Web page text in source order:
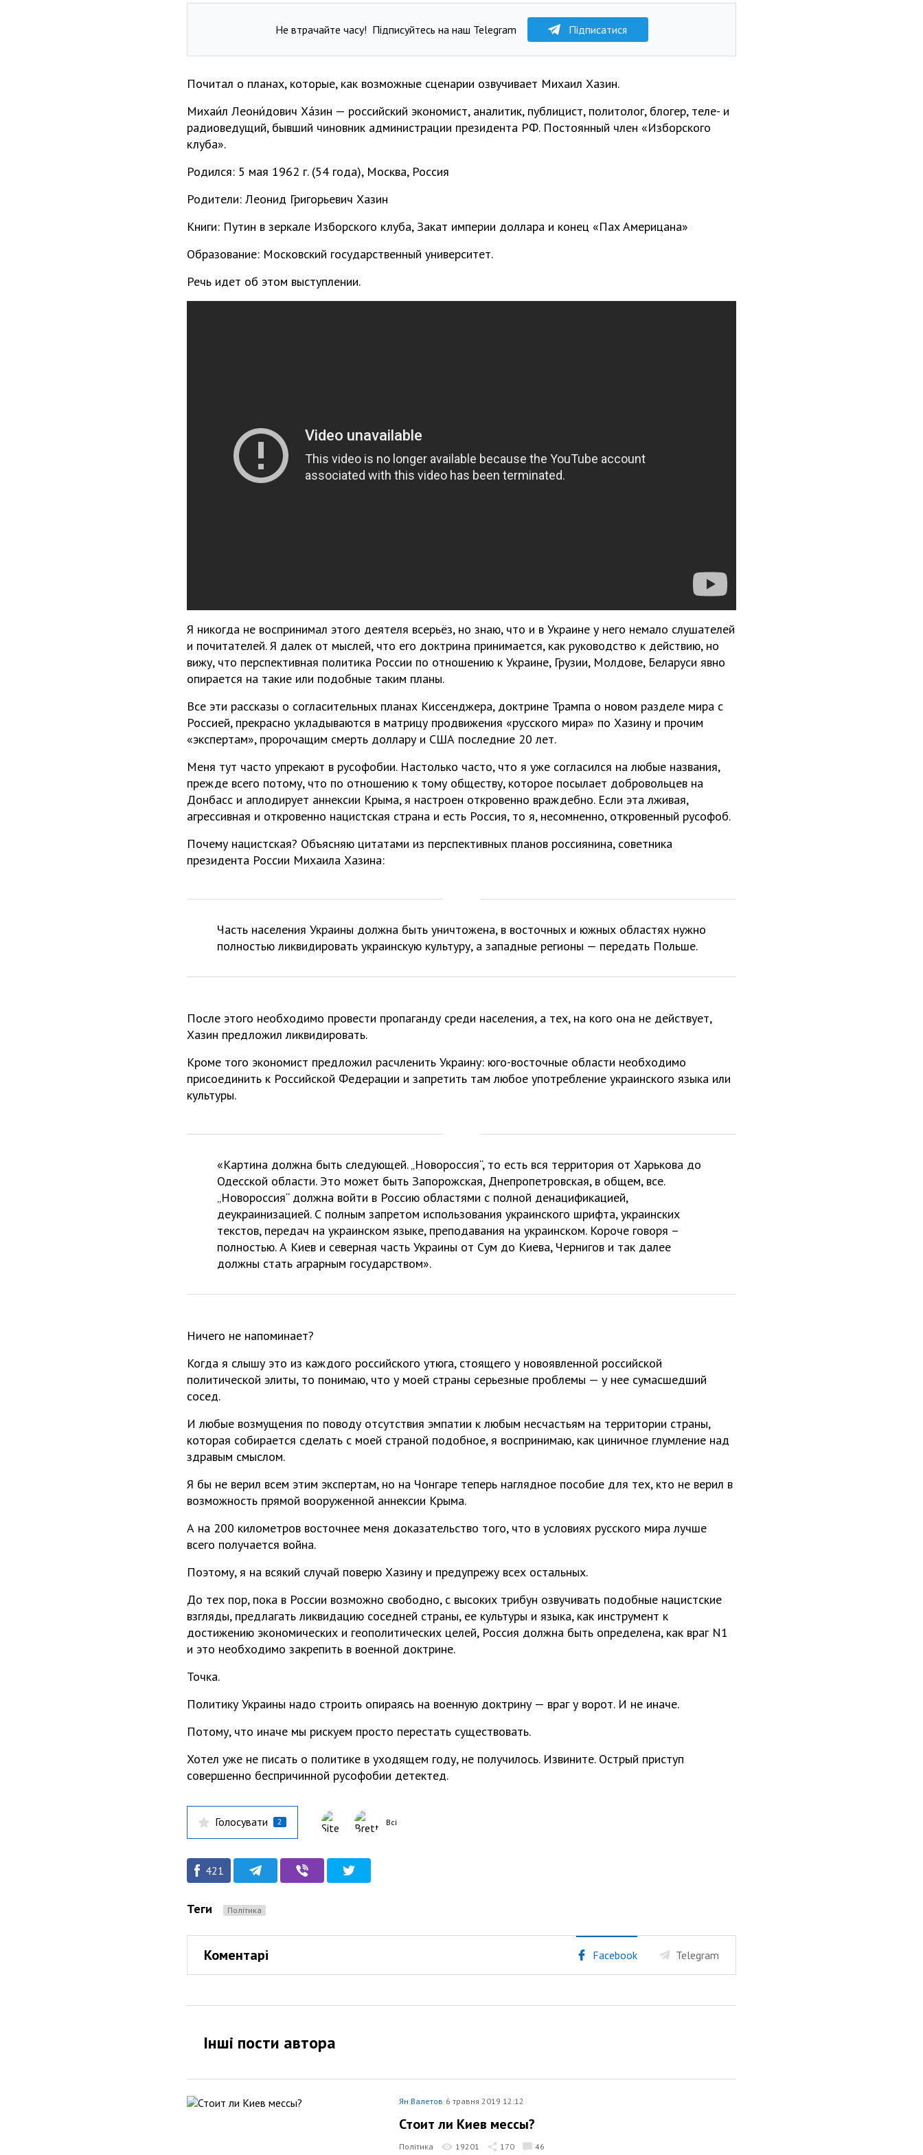
Не втрачайте часу! Підписуйтесь на наш Telegram Підписатися
Почитал о планах, которые, как возможные сценарии озвучивает Михаил Хазин.
Михаи́л Леони́дович Ха́зин — российский экономист, аналитик, публицист, политолог, блогер, теле- и
радиоведущий, бывший чиновник администрации президента РФ. Постоянный член «Изборского
клуба».
Родился: 5 мая 1962 г. (54 года), Москва, Россия
Родители: Леонид Григорьевич Хазин
Книги: Путин в зеркале Изборского клуба, Закат империи доллара и конец «Паx Америцана»
Образование: Московский государственный университет.
Речь идет об этом выступлении.
Я никогда не воспринимал этого деятеля всерьёз, но знаю, что и в Украине у него немало слушателей
и почитателей. Я далек от мыслей, что его доктрина принимается, как руководство к действию, но
вижу, что перспективная политика России по отношению к Украине, Грузии, Молдове, Беларуси явно
опирается на такие или подобные таким планы.
Все эти рассказы о согласительных планах Киссенджера, доктрине Трампа о новом разделе мира с
Россией, прекрасно укладываются в матрицу продвижения «русского мира» по Хазину и прочим
«экспертам», пророчащим смерть доллару и США последние 20 лет.
Меня тут часто упрекают в русофобии. Настолько часто, что я уже согласился на любые названия,
прежде всего потому, что по отношению к тому обществу, которое посылает добровольцев на
Донбасс и аплодирует аннексии Крыма, я настроен откровенно враждебно. Если эта лживая,
агрессивная и откровенно нацистская страна и есть Россия, то я, несомненно, откровенный русофоб.
Почему нацистская? Объясняю цитатами из перспективных планов россиянина, советника
президента России Михаила Хазина:
Часть населения Украины должна быть уничтожена, в восточных и южных областях нужно
полностью ликвидировать украинскую культуру, а западные регионы — передать Польше.
После этого необходимо провести пропаганду среди населения, а тех, на кого она не действует,
Хазин предложил ликвидировать.
Кроме того экономист предложил расчленить Украину: юго-восточные области необходимо
присоединить к Российской Федерации и запретить там любое употребление украинского языка или
культуры.
«Картина должна быть следующей. „Новороссия“, то есть вся территория от Харькова до
Одесской области. Это может быть Запорожская, Днепропетровская, в общем, все.
„Новороссия“ должна войти в Россию областями с полной денацификацией,
деукраинизацией. С полным запретом использования украинского шрифта, украинских
текстов, передач на украинском языке, преподавания на украинском. Короче говоря –
полностью. А Киев и северная часть Украины от Сум до Киева, Чернигов и так далее
должны стать аграрным государством».
Ничего не напоминает?
Когда я слышу это из каждого российского утюга, стоящего у новоявленной российской
политической элиты, то понимаю, что у моей страны серьезные проблемы — у нее сумасшедший
сосед.
И любые возмущения по поводу отсутствия эмпатии к любым несчастьям на территории страны,
которая собирается сделать с моей страной подобное, я воспринимаю, как циничное глумление над
здравым смыслом.
Я бы не верил всем этим экспертам, но на Чонгаре теперь наглядное пособие для тех, кто не верил в
возможность прямой вооруженной аннексии Крыма.
А на 200 километров восточнее меня доказательство того, что в условиях русского мира лучше
всего получается война.
Поэтому, я на всякий случай поверю Хазину и предупрежу всех остальных.
До тех пор, пока в России возможно свободно, с высоких трибун озвучивать подобные нацистские
взгляды, предлагать ликвидацию соседней страны, ее культуры и языка, как инструмент к
достижению экономических и геополитических целей, Россия должна быть определена, как враг N1
и это необходимо закрепить в военной доктрине.
Точка.
Политику Украины надо строить опираясь на военную доктрину — враг у ворот. И не иначе.
Потому, что иначе мы рискуем просто перестать существовать.
Хотел уже не писать о политике в уходящем году, не получилось. Извините. Острый приступ
совершенно беспричинной русофобии детектед.
Голосувати 2 Всі
421
Теги Політика
Коментарі Facebook Telegram
Інші пости автора
Ян Валетов 6 травня 2019 12:12
Стоит ли Киев мессы?
Політика 19201 170 46